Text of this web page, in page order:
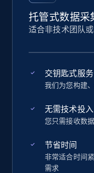
托管式数据采
适合非技术团队
交钥匙式服务
我们为您构建
无需技术投入
您只需接收数
节省时间
非常适合时间
需求